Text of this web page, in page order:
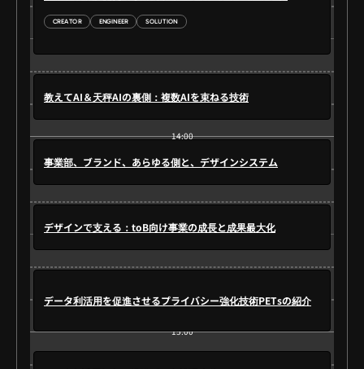
CREATOR ENGINEER SOLUTION
教えてAI＆天秤AIの裏側：複数AIを束ねる技術
事業部、ブランド、あらゆる側と、デザインシステム
デザインで支える：toB向け事業の成長と成果最大化
データ利活用を促進させるプライバシー強化技術PETsの紹介
14:00
14:30
15:00